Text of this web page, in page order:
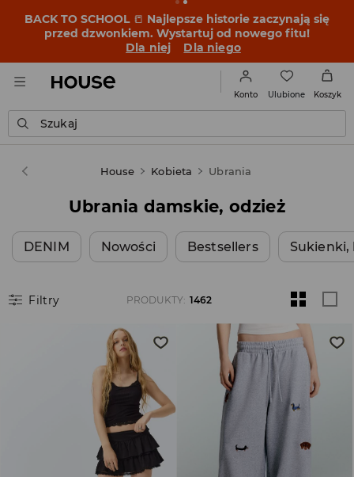
BACK TO SCHOOL 📒 Najlepsze historie zaczynają się
przed dzwonkiem. Wystartuj od nowego fitu!
Dla niej
Dla niego
Konto Ulubione Koszyk
Szukaj
House Kobieta Ubrania
Ubrania damskie, odzież
DENIM Nowości Bestsellers
Filtry PRODUKTY: 1462